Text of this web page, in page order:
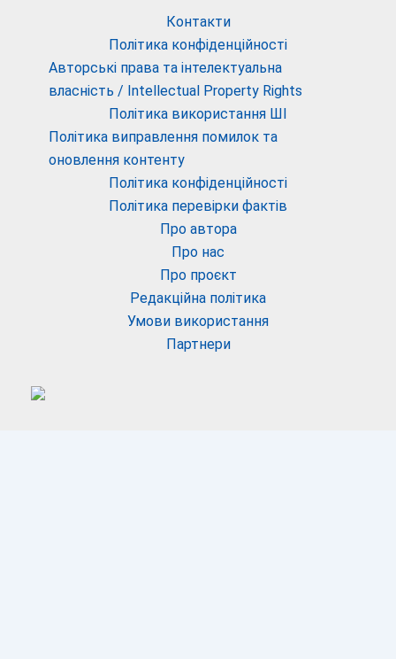
Контакти
Політика конфіденційності
Авторські права та інтелектуальна
власність / Intellectual Property Rights
Політика використання ШІ
Політика виправлення помилок та
оновлення контенту
Політика конфіденційності
Політика перевірки фактів
Про автора
Про нас
Про проєкт
Редакційна політика
Умови використання
Партнери